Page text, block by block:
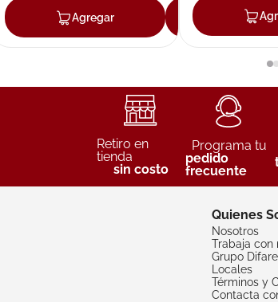
AgregarAgregar Agregar
Retiro en
tienda
sin costo
Programa tu
pedido
frecuente
Quienes
Nosotros
Trabaja con
Grupo Difare
Locales
Términos y
Contacta